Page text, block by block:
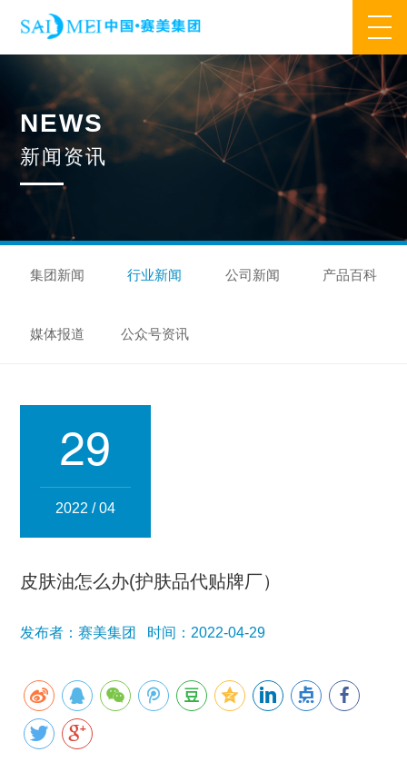
业务范围
核心业务 合作模式 合作流程 产品中心
研发优势 管理优势 品质优势 产能优势
设备优势
集万草® 完美宜生® 抖抖舒®
赛美化妆品 赛美医药
人事管理
集团新闻 行业新闻 公司新闻 产品百科
媒体报道
公众号资讯
NEWS
新闻资讯
集团新闻 行业新闻 公司新闻 产品百科
媒体报道 公众号资讯
29
2022 / 04
皮肤油怎么办(护肤品代贴牌厂）
发布者：赛美集团 时间：2022-04-29